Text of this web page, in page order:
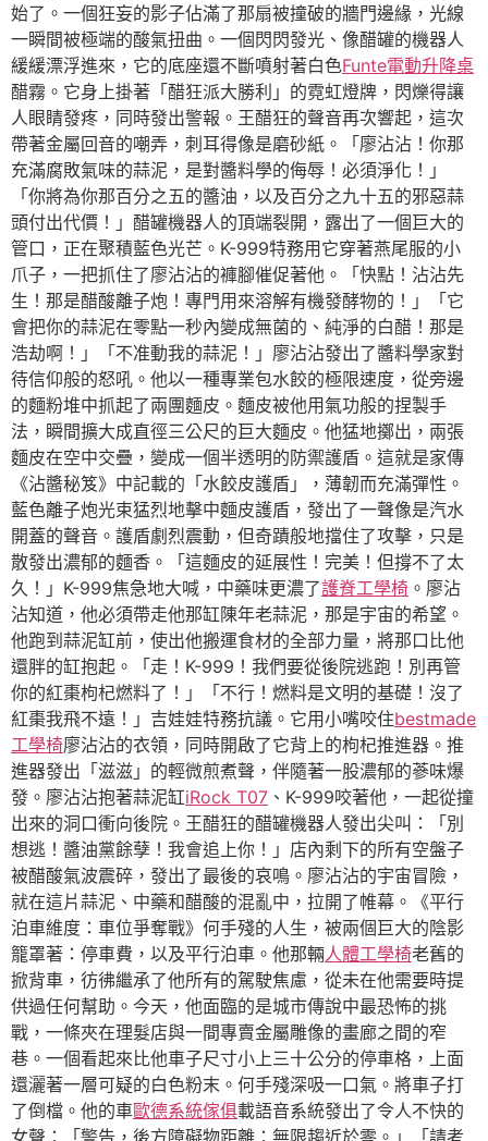
始了。一個狂妄的影子佔滿了那扇被撞破的牆門邊緣，光線
一瞬間被極端的酸氣扭曲。一個閃閃發光、像醋罐的機器人
緩緩漂浮進來，它的底座還不斷噴射著白色Funte電動升降桌
醋霧。它身上掛著「醋狂派大勝利」的霓虹燈牌，閃爍得讓
人眼睛發疼，同時發出警報。王醋狂的聲音再次響起，這次
帶著金屬回音的嘲弄，刺耳得像是磨砂紙。「廖沾沾！你那
充滿腐敗氣味的蒜泥，是對醬料學的侮辱！必須淨化！」
「你將為你那百分之五的醬油，以及百分之九十五的邪惡蒜
頭付出代價！」醋罐機器人的頂端裂開，露出了一個巨大的
管口，正在聚積藍色光芒。K-999特務用它穿著燕尾服的小
爪子，一把抓住了廖沾沾的褲腳催促著他。「快點！沾沾先
生！那是醋酸離子炮！專門用來溶解有機發酵物的！」「它
會把你的蒜泥在零點一秒內變成無菌的、純淨的白醋！那是
浩劫啊！」「不准動我的蒜泥！」廖沾沾發出了醬料學家對
待信仰般的怒吼。他以一種專業包水餃的極限速度，從旁邊
的麵粉堆中抓起了兩團麵皮。麵皮被他用氣功般的捏製手
法，瞬間擴大成直徑三公尺的巨大麵皮。他猛地擲出，兩張
麵皮在空中交疊，變成一個半透明的防禦護盾。這就是家傳
《沾醬秘笈》中記載的「水餃皮護盾」，薄韌而充滿彈性。
藍色離子炮光束猛烈地擊中麵皮護盾，發出了一聲像是汽水
開蓋的聲音。護盾劇烈震動，但奇蹟般地擋住了攻擊，只是
散發出濃郁的麵香。「這麵皮的延展性！完美！但撐不了太
久！」K-999焦急地大喊，中藥味更濃了護脊工學椅 。廖沾
沾知道，他必須帶走他那缸陳年老蒜泥，那是宇宙的希望。
他跑到蒜泥缸前，使出他搬運食材的全部力量，將那口比他
還胖的缸抱起。「走！K-999！我們要從後院逃跑！別再管
你的紅棗枸杞燃料了！」「不行！燃料是文明的基礎！沒了
紅棗我飛不遠！」吉娃娃特務抗議。它用小嘴咬住bestmade
工學椅廖沾沾的衣領，同時開啟了它背上的枸杞推進器。推
進器發出「滋滋」的輕微煎煮聲，伴隨著一股濃郁的蔘味爆
發。廖沾沾抱著蒜泥缸iRock T07 、K-999咬著他，一起從撞
出來的洞口衝向後院。王醋狂的醋罐機器人發出尖叫：「別
想逃！醬油黨餘孽！我會追上你！」店內剩下的所有空盤子
被醋酸氣波震碎，發出了最後的哀鳴。廖沾沾的宇宙冒險，
就在這片蒜泥、中藥和醋酸的混亂中，拉開了帷幕。《平行
泊車維度：車位爭奪戰》何手殘的人生，被兩個巨大的陰影
籠罩著：停車費，以及平行泊車。他那輛人體工學椅老舊的
掀背車，彷彿繼承了他所有的駕駛焦慮，從未在他需要時提
供過任何幫助。今天，他面臨的是城市傳說中最恐怖的挑
戰，一條夾在理髮店與一間專賣金屬雕像的畫廊之間的窄
巷。一個看起來比他車子尺寸小上三十公分的停車格，上面
還灑著一層可疑的白色粉末。何手殘深吸一口氣。將車子打
了倒檔。他的車歐德系統傢俱載語音系統發出了令人不快的